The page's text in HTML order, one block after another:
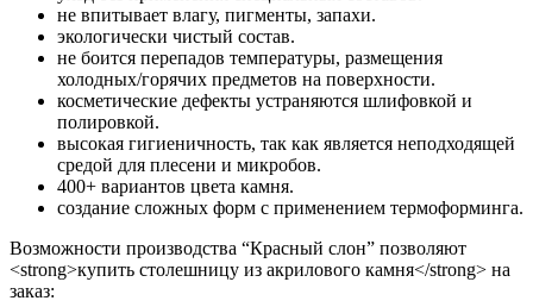
не впитывает влагу, пигменты, запахи.
экологически чистый состав.
не боится перепадов температуры, размещения
холодных/горячих предметов на поверхности.
косметические дефекты устраняются шлифовкой и
полировкой.
высокая гигиеничность, так как является неподходящей
средой для плесени и микробов.
400+ вариантов цвета камня.
создание сложных форм с применением термоформинга.
Возможности производства “Красный слон” позволяют
<strong>купить столешницу из акрилового камня</strong> на
заказ: